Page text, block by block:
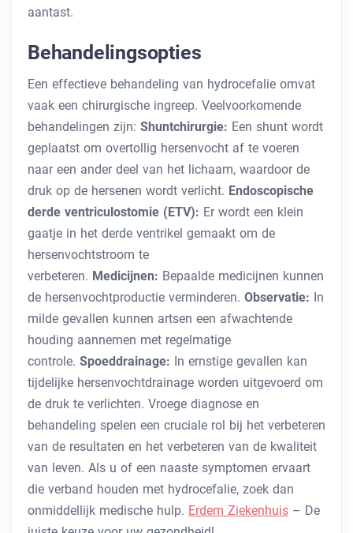
aantast.
Behandelingsopties
Een effectieve behandeling van hydrocefalie omvat
vaak een chirurgische ingreep. Veelvoorkomende
behandelingen zijn: Shuntchirurgie: Een shunt wordt
geplaatst om overtollig hersenvocht af te voeren
naar een ander deel van het lichaam, waardoor de
druk op de hersenen wordt verlicht. Endoscopische
derde ventriculostomie (ETV): Er wordt een klein
gaatje in het derde ventrikel gemaakt om de
hersenvochtstroom te
verbeteren. Medicijnen: Bepaalde medicijnen kunnen
de hersenvochtproductie verminderen. Observatie: In
milde gevallen kunnen artsen een afwachtende
houding aannemen met regelmatige
controle. Spoeddrainage: In ernstige gevallen kan
tijdelijke hersenvochtdrainage worden uitgevoerd om
de druk te verlichten. Vroege diagnose en
behandeling spelen een cruciale rol bij het verbeteren
van de resultaten en het verbeteren van de kwaliteit
van leven. Als u of een naaste symptomen ervaart
die verband houden met hydrocefalie, zoek dan
onmiddellijk medische hulp. Erdem Ziekenhuis – De